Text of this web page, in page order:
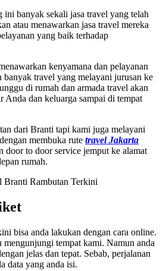
ini banyak sekali jasa travel yang telah
atau menawarkan jasa travel mereka
yang baik terhadap
kenyamana dan pelayanan
banyak travel yang melayani jurusan ke
di rumah dan armada travel akan
Anda dan keluarga sampai di tempat
dari Branti tapi kami juga melayani
membuka rute travel Jakarta
door to door service jemput ke alamat
rumah.
bisa anda lakukan dengan cara online.
mengunjungi tempat kami. Namun anda
jelas dan tepat. Sebab, perjalanan
data yang anda isi.